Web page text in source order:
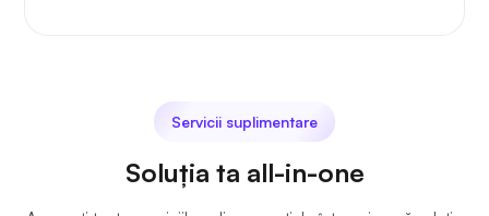
Servicii suplimentare
Soluția ta all-in-one